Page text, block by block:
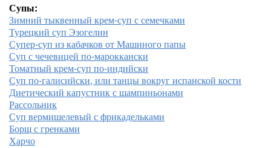
Супы:
Зимний тыквенный крем-суп с семечками
Турецкий суп Эзогелин
Супер-суп из кабачков от Машиного папы
Суп с чечевицей по-мароккански
Томатный крем-суп по-индийски
Суп по-галисийски, или танцы вокруг испанской кости
Диетический капустник с шампиньонами
Рассольник
Суп вермишелевый с фрикадельками
Борщ с гренками
Харчо